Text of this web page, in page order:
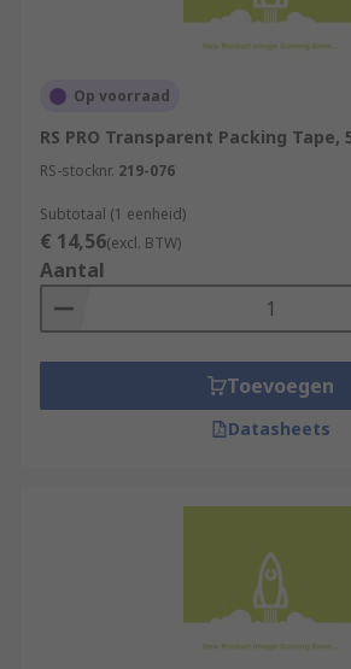
Op voorraad
RS PRO Transparent Packing Tape,
RS-stocknr. 219-076
Subtotaal (1 eenheid)
€ 14,56(excl. BTW)
Aantal
Toevoegen
Datasheets